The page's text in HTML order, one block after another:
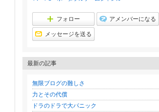
フォロー アメンバーになる
メッセージを送る
最新の記事
無限ブログの難しさ
力とその代償
ドラのドラで大パニック